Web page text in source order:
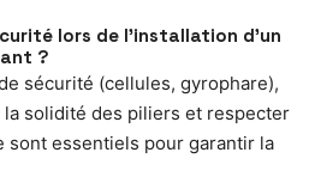
lors de l’installation d’un
?
sécurité (cellules, gyrophare),
solidité des piliers et respecter
sont essentiels pour garantir la